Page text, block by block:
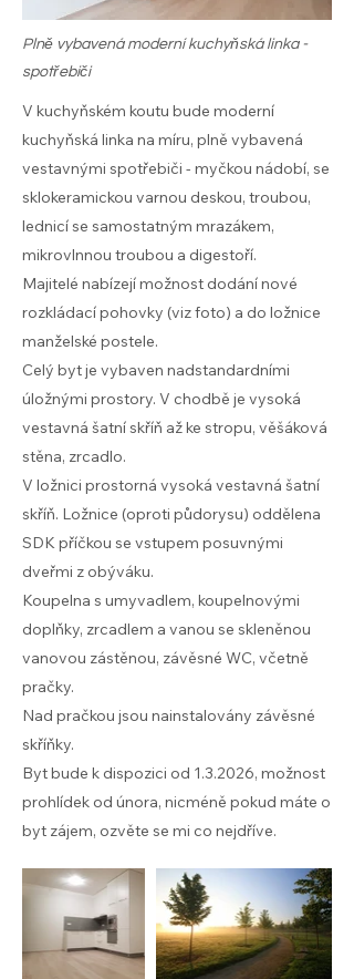
Plně vybavená moderní kuchyňská linka -
spotřebiči
V kuchyňském koutu bude moderní
kuchyňská linka na míru, plně vybavená
vestavnými spotřebiči - myčkou nádobí, se
sklokeramickou varnou deskou, troubou,
lednicí se samostatným mrazákem,
mikrovlnnou troubou a digestoří.
Majitelé nabízejí možnost dodání nové
rozkládací pohovky (viz foto) a do ložnice
manželské postele.
Celý byt je vybaven nadstandardními
úložnými prostory. V chodbě je vysoká
vestavná šatní skříň až ke stropu, věšáková
stěna, zrcadlo.
V ložnici prostorná vysoká vestavná šatní
skříň. Ložnice (oproti půdorysu) oddělena
SDK příčkou se vstupem posuvnými
dveřmi z obýváku.
Koupelna s umyvadlem, koupelnovými
doplňky, zrcadlem a vanou se skleněnou
vanovou zástěnou, závěsné WC, včetně
pračky.
Nad pračkou jsou nainstalovány závěsné
skříňky.
Byt bude k dispozici od 1.3.2026, možnost
prohlídek od února, nicméně pokud máte o
byt zájem, ozvěte se mi co nejdříve.